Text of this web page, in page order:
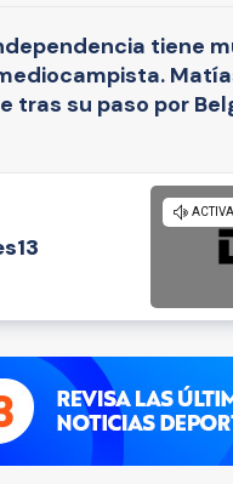
tiene
tras su paso por